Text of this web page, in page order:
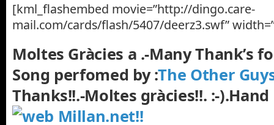
[kml_flashembed movie=”http://dingo.care-
mail.com/cards/flash/5407/deerz3.swf”
Moltes Gràcies a .-Many Thank’s
Song perfomed by :The Other
Thanks!!.-Moltes gràcies!!. :-).